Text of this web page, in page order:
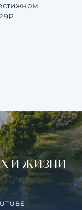
И ЖИЗНИ